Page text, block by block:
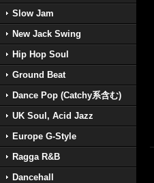
Slow Jam
New Jack Swing
Hip Hop Soul
Ground Beat
Dance Pop (Catchy系含む)
UK Soul, Acid Jazz
Europe G-Style
Ragga R&B
Dancehall